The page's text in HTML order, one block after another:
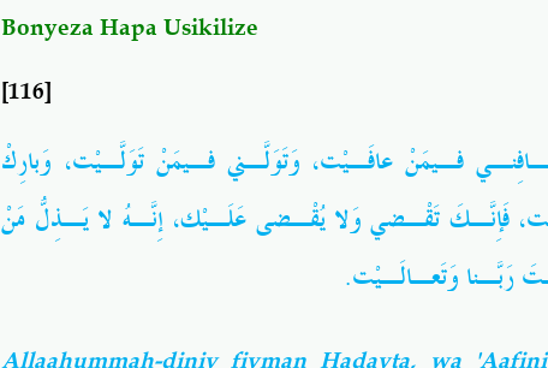
Bonyeza Hapa Usikilize
[116]
فـيمَنْ عافَـيْت، وَتَوَلَّـني فـيمَنْ تَوَلَّـيْت، وَبارِكْ
فَإِنَّـكَ تَقْـضي وَلا يُقْـضى عَلَـيْك، إِنَّـهُ لا يَـذِلُّ مَنْ
رَبَّـنا وَتَعـالَـيْت.
Allaahummah-diniy fiyman Hadayta, wa